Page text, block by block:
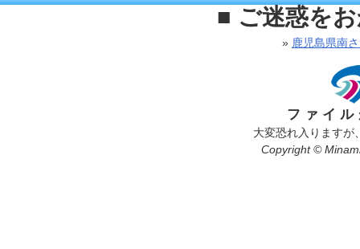
■ ご迷惑を
» 鹿児島県南
ファイ
大変恐れ入りますが
Copyright ©